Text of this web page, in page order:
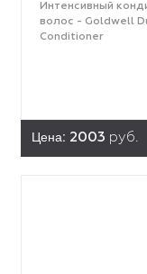
Интенсивный
волос - Goldwell
Conditioner
Цена: 2003 руб.